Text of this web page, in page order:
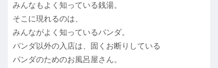
みんなもよく知っている銭湯。
そこに現れるのは、
みんながよく知っているパンダ。
パンダ以外の入店は、固くお断りしている
パンダのためのお風呂屋さん。